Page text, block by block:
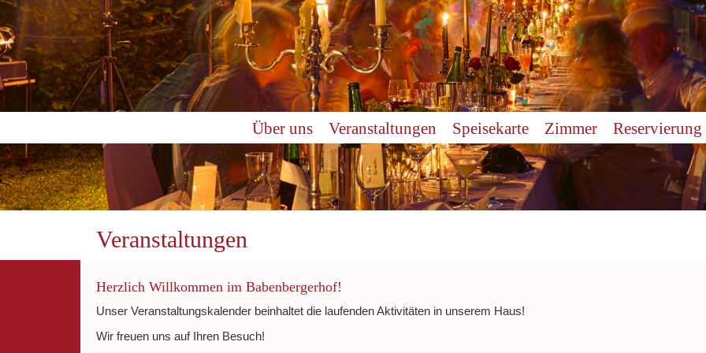
Über uns Veranstaltungen Speisekarte Zimmer Reservierung
Veranstaltungen
Herzlich Willkommen im Babenbergerhof!
Unser Veranstaltungskalender beinhaltet die laufenden Aktivitäten in unserem Haus!
Wir freuen uns auf Ihren Besuch!
0:00
2:00
5:00